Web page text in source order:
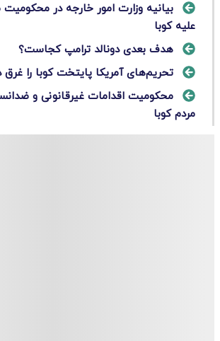
بیانیه وزارت امور خارجه در محکومیت
علیه کوبا
هدف بعدی دونالد ترامپ کجاست؟
تحریم‌های آمریکا پایتخت کوبا را
محکومیت اقدامات غیرقانونی و
مردم کوبا